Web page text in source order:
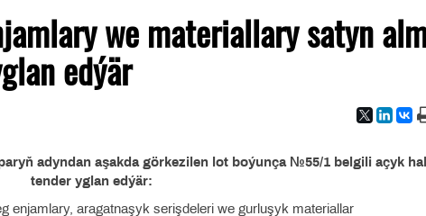
we materiallary satyn
edýär
adyndan aşakda görkezilen lot boýunça №55/1 belgili açyk
tender yglan edýär:
enjamlary, aragatnaşyk serişdeleri we gurluşyk materiallar